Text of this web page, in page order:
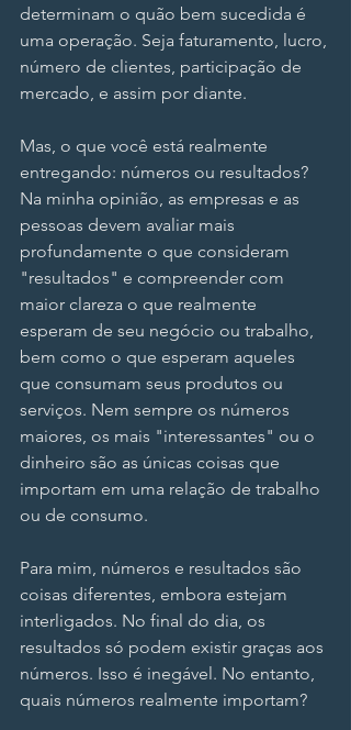
determinam o quão bem sucedida é
uma operação. Seja faturamento, lucro,
número de clientes, participação de
mercado, e assim por diante.
Mas, o que você está realmente
entregando: números ou resultados?
Na minha opinião, as empresas e as
pessoas devem avaliar mais
profundamente o que consideram
"resultados" e compreender com
maior clareza o que realmente
esperam de seu negócio ou trabalho,
bem como o que esperam aqueles
que consumam seus produtos ou
serviços. Nem sempre os números
maiores, os mais "interessantes" ou o
dinheiro são as únicas coisas que
importam em uma relação de trabalho
ou de consumo.
Para mim, números e resultados são
coisas diferentes, embora estejam
interligados. No final do dia, os
resultados só podem existir graças aos
números. Isso é inegável. No entanto,
quais números realmente importam?